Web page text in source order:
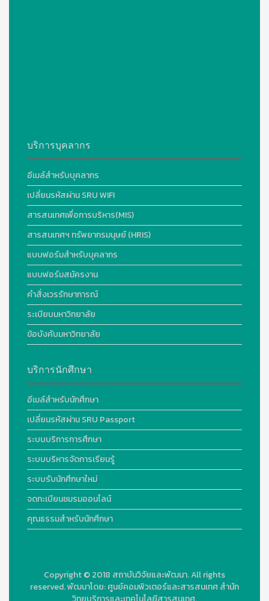
บริการบุคลากร
อีเมล์สำหรับบุคลากร
เปลี่ยนรหัสผ่าน SRU WIFI
สารสนเทศเพื่อการบริหาร(MIS)
สารสนเทศฯ ทรัพยากรมนุษย์ (HRIS)
แบบฟอร์มสำหรับบุคลากร
แบบฟอร์มสมัครงาน
คำสั่งเวรรักษาการณ์
ระเบียบมหาวิทยาลัย
ข้อบังคับมหาวิทยาลัย
บริการนักศึกษา
อีเมล์สำหรับนักศึกษา
เปลี่ยนรหัสผ่าน SRU Passport
ระบบบริการการศึกษา
ระบบบริหารจัดการเรียนรู้
ระบบรับนักศึกษาใหม่
จดทะเบียนชมรมออนไลน์
คุณธรรมสำหรับนักศึกษา
Copyright © 2018 สถาบันวิจัยและพัฒนา. All rights
reserved.พัฒนาโดย:ศูนย์คอมพิวเตอร์และสารสนเทศ สำนัก